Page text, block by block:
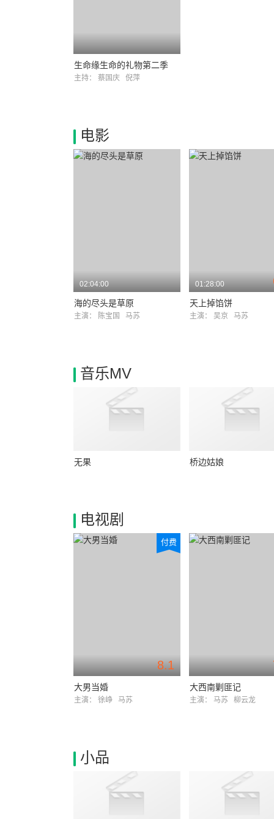
生命缘生命的礼物第二季
主持： 蔡国庆 倪萍
电影
02:04:00
海的尽头是草原
主演： 陈宝国 马苏
01:28:00
天上掉馅饼
主演： 吴京 马苏
音乐MV
无果 桥边姑娘
电视剧
8.1
付费
大男当婚
主演： 徐峥 马苏
大西南剿匪记
主演： 马苏 柳云龙
小品